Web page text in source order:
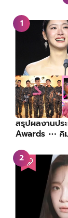
สรุปผลงานปร
Awards ⋯ คิ